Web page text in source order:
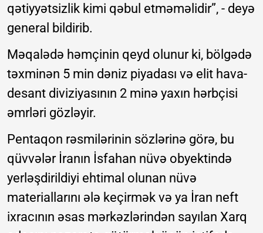
qətiyyətsizlik kimi qəbul etməməlidir”, - deyə
general bildirib.
Məqalədə həmçinin qeyd olunur ki, bölgədə
təxminən 5 min dəniz piyadası və elit hava-
desant diviziyasının 2 minə yaxın hərbçisi
əmrləri gözləyir.
Pentaqon rəsmilərinin sözlərinə görə, bu
qüvvələr İranın İsfahan nüvə obyektində
yerləşdirildiyi ehtimal olunan nüvə
materiallarını ələ keçirmək və ya İran neft
ixracının əsas mərkəzlərindən sayılan Xarq